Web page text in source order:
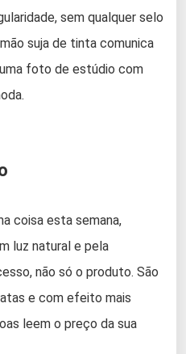
sem qualquer selo
suja de tinta comunica
foto de estúdio com
coisa esta semana,
luz natural e pela
não só o produto. São
e com efeito mais
leem o preço da sua